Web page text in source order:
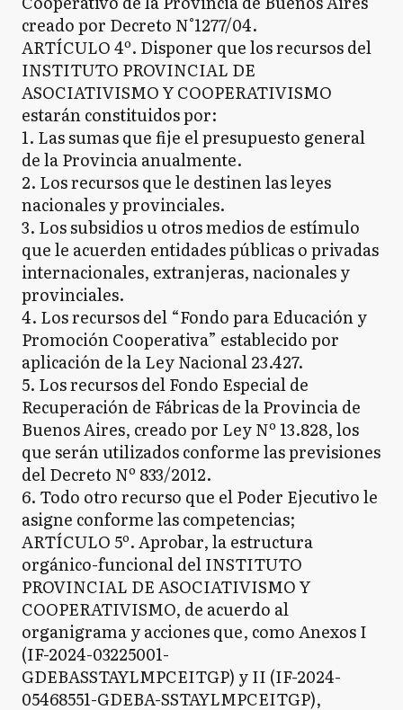
creado por Decreto N°1277/04.
ARTÍCULO 4º. Disponer que los recursos del
INSTITUTO PROVINCIAL DE
ASOCIATIVISMO Y COOPERATIVISMO
estarán constituidos por:
1. Las sumas que fije el presupuesto general
de la Provincia anualmente.
2. Los recursos que le destinen las leyes
nacionales y provinciales.
3. Los subsidios u otros medios de estímulo
que le acuerden entidades públicas o privadas
internacionales, extranjeras, nacionales y
provinciales.
4. Los recursos del “Fondo para Educación y
Promoción Cooperativa” establecido por
aplicación de la Ley Nacional 23.427.
5. Los recursos del Fondo Especial de
Recuperación de Fábricas de la Provincia de
Buenos Aires, creado por Ley Nº 13.828, los
que serán utilizados conforme las previsiones
del Decreto Nº 833/2012.
6. Todo otro recurso que el Poder Ejecutivo le
asigne conforme las competencias;
ARTÍCULO 5º. Aprobar, la estructura
orgánico-funcional del INSTITUTO
PROVINCIAL DE ASOCIATIVISMO Y
COOPERATIVISMO, de acuerdo al
organigrama y acciones que, como Anexos I
(IF-2024-03225001-
GDEBASSTAYLMPCEITGP) y II (IF-2024-
05468551-GDEBA-SSTAYLMPCEITGP),